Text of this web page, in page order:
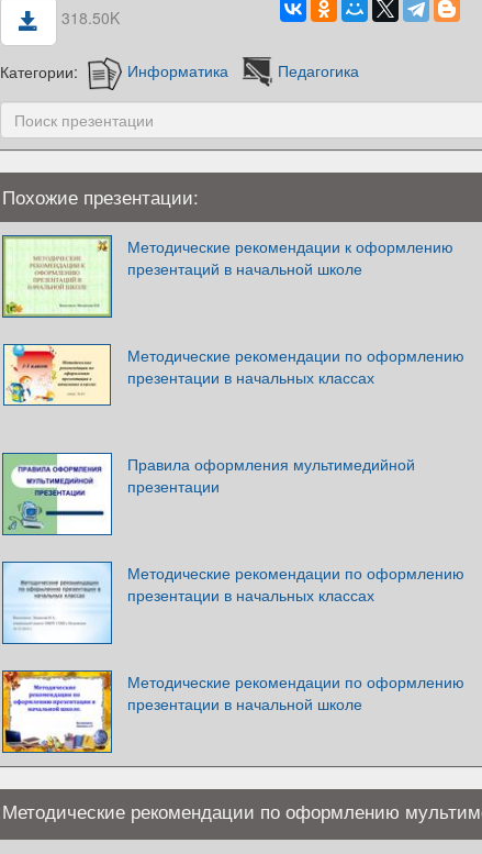
318.50K
Категории: Информатика Педагогика
Похожие презентации:
Методические рекомендации к оформлению
презентаций в начальной школе
Методические рекомендации по оформлению
презентации в начальных классах
Правила оформления мультимедийной
презентации
Методические рекомендации по оформлению
презентации в начальных классах
Методические рекомендации по оформлению
презентации в начальной школе
Методические рекомендации по оформлению